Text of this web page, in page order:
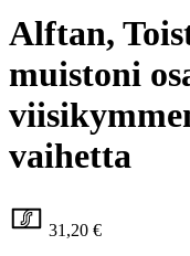
Alftan,
muistoni
vaihetta
31,20 €